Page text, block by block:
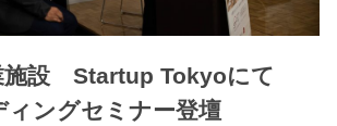
施設 Startup Tokyoにて
ィングセミナー登壇